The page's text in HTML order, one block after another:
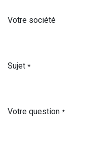
Votre société
Sujet *
Votre question *